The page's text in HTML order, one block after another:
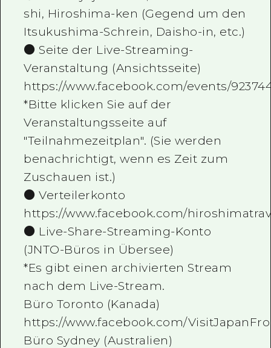
shi, Hiroshima-ken (Gegend um den
Itsukushima-Schrein, Daisho-in, etc.)
● Seite der Live-Streaming-
Veranstaltung (Ansichtsseite)
https://www.facebook.com/events/
*Bitte klicken Sie auf der
Veranstaltungsseite auf
"Teilnahmezeitplan". (Sie werden
benachrichtigt, wenn es Zeit zum
Zuschauen ist.)
● Verteilerkonto
https://www.facebook.com/
● Live-Share-Streaming-Konto
(JNTO-Büros in Übersee)
*Es gibt einen archivierten Stream
nach dem Live-Stream.
Büro Toronto (Kanada)
https://www.facebook.com/
Büro Sydney (Australien)